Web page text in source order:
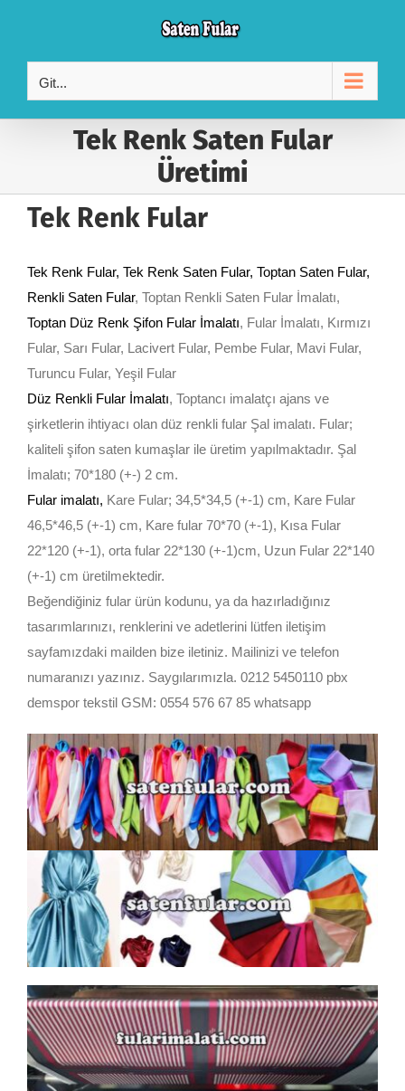
content
Git...
Tek Renk Saten Fular
Üretimi
Tek Renk Fular
Tek Renk Fular, Tek Renk Saten Fular, Toptan Saten Fular,
Renkli Saten Fular, Toptan Renkli Saten Fular İmalatı,
Toptan Düz Renk Şifon Fular İmalatı, Fular İmalatı, Kırmızı
Fular, Sarı Fular, Lacivert Fular, Pembe Fular, Mavi Fular,
Turuncu Fular, Yeşil Fular
Düz Renkli Fular İmalatı, Toptancı imalatçı ajans ve
şirketlerin ihtiyacı olan düz renkli fular Şal imalatı. Fular;
kaliteli şifon saten kumaşlar ile üretim yapılmaktadır. Şal
İmalatı; 70*180 (+-) 2 cm.
Fular imalatı, Kare Fular; 34,5*34,5 (+-1) cm, Kare Fular
46,5*46,5 (+-1) cm, Kare fular 70*70 (+-1), Kısa Fular
22*120 (+-1), orta fular 22*130 (+-1)cm, Uzun Fular 22*140
(+-1) cm üretilmektedir.
Beğendiğiniz fular ürün kodunu, ya da hazırladığınız
tasarımlarınızı, renklerini ve adetlerini lütfen iletişim
sayfamızdaki mailden bize iletiniz. Mailinizi ve telefon
numaranızı yazınız. Saygılarımızla. 0212 5450110 pbx
demspor tekstil GSM: 0554 576 67 85 whatsapp